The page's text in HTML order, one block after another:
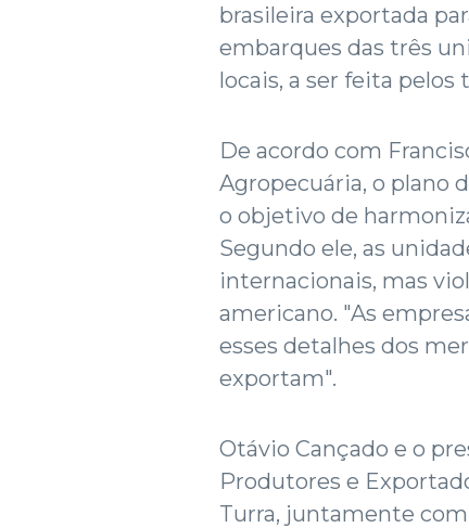
brasileira exportada
embarques das três
locais, a ser feita pelos
De acordo com
Agropecuária, o plano
o objetivo de
Segundo ele, as
internacionais, mas
americano. "As
esses detalhes dos
exportam".
Otávio Cançado e o
Produtores e
Turra, juntamente